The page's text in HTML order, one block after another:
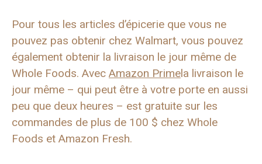
Pour tous les articles d’épicerie que vous ne
pouvez pas obtenir chez Walmart, vous pouvez
également obtenir la livraison le jour même de
Whole Foods. Avec Amazon Primela livraison le
jour même – qui peut être à votre porte en aussi
peu que deux heures – est gratuite sur les
commandes de plus de 100 $ chez Whole
Foods et Amazon Fresh.